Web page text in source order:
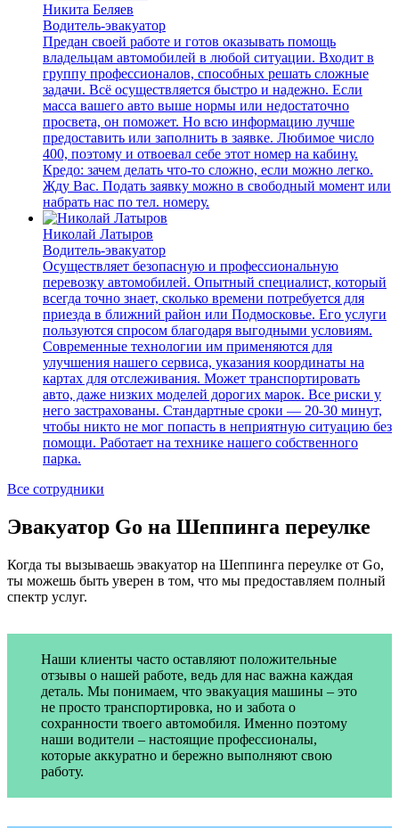
Никита Беляев
Водитель-эвакуатор
Предан своей работе и готов оказывать помощь
владельцам автомобилей в любой ситуации. Входит в
группу профессионалов, способных решать сложные
задачи. Всё осуществляется быстро и надежно. Если
масса вашего авто выше нормы или недостаточно
просвета, он поможет. Но всю информацию лучше
предоставить или заполнить в заявке. Любимое число
400, поэтому и отвоевал себе этот номер на кабину.
Кредо: зачем делать что-то сложно, если можно легко.
Жду Вас. Подать заявку можно в свободный момент или
набрать нас по тел. номеру.
Николай Латыров
Водитель-эвакуатор
Осуществляет безопасную и профессиональную
перевозку автомобилей. Опытный специалист, который
всегда точно знает, сколько времени потребуется для
приезда в ближний район или Подмосковье. Его услуги
пользуются спросом благодаря выгодными условиям.
Современные технологии им применяются для
улучшения нашего сервиса, указания координаты на
картах для отслеживания. Может транспортировать
авто, даже низких моделей дорогих марок. Все риски у
него застрахованы. Стандартные сроки — 20-30 минут,
чтобы никто не мог попасть в неприятную ситуацию без
помощи. Работает на технике нашего собственного
парка.
Все сотрудники
Эвакуатор Go на Шеппинга переулке
Когда ты вызываешь эвакуатор на Шеппинга переулке от Go,
ты можешь быть уверен в том, что мы предоставляем полный
спектр услуг.
Наши клиенты часто оставляют положительные
отзывы о нашей работе, ведь для нас важна каждая
деталь. Мы понимаем, что эвакуация машины – это
не просто транспортировка, но и забота о
сохранности твоего автомобиля. Именно поэтому
наши водители – настоящие профессионалы,
которые аккуратно и бережно выполняют свою
работу.